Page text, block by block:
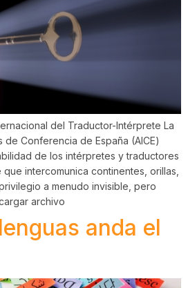
del Traductor-Intérprete La
Conferencia de España (AICE)
de los intérpretes y traductores
intercomunica continentes, orillas,
a menudo invisible, pero
archivo
anda el